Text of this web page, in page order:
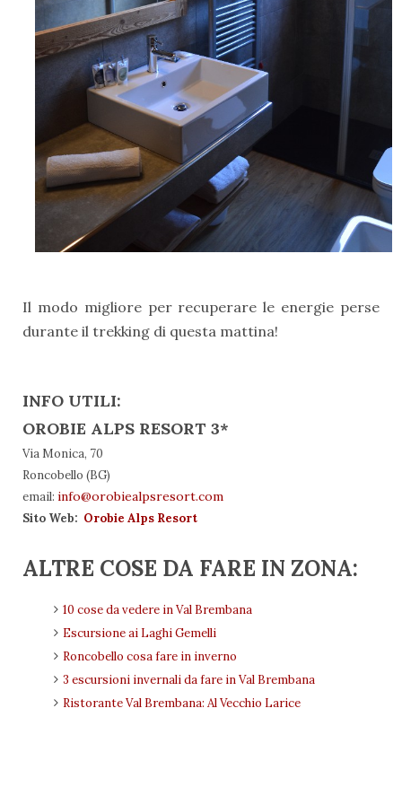
Il modo migliore per recuperare le energie perse
durante il trekking di questa mattina!
INFO UTILI:
OROBIE ALPS RESORT 3*
Via Monica, 70
Roncobello (BG)
email: info@orobiealpsresort.com
Sito Web: Orobie Alps Resort
ALTRE COSE DA FARE IN ZONA:
10 cose da vedere in Val Brembana
Escursione ai Laghi Gemelli
Roncobello cosa fare in inverno
3 escursioni invernali da fare in Val Brembana
Ristorante Val Brembana: Al Vecchio Larice